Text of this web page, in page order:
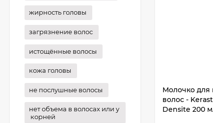
Молочко для
волос -
Densite 200
жирность головы
загрязнение волос
истощённые волосы
кожа головы
не послушные волосы
нет объема в волосах или у
корней